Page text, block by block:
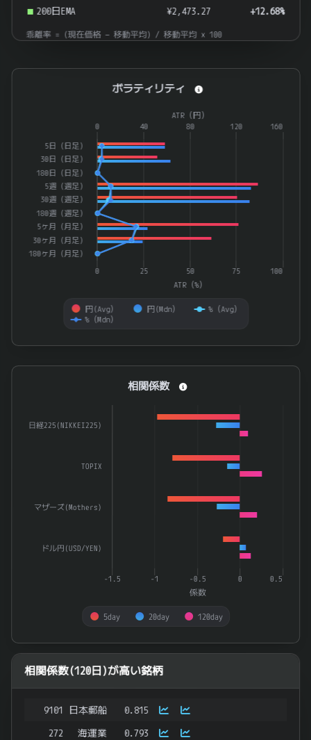
200日EMA ¥2,473.27 +12.68%
乖離率 = (現在価格 − 移動平均) / 移動平均 × 100
Combination chart with 4 data series.
The chart has 1 X axis displaying categories.
The chart has 2 Y axes displaying ATR（%） and ATR（円）.
ATR（%）
ATR（円）
円(Avg） 円(Mdn）
%（Avg）
%（Mdn）
5日（日足）
30日（日足）
180日（日足）
5週（週足）
30週（週足）
180週（週足）
5ヶ月（月足）
30ヶ月（月足）
180ヶ月（月足）
0 100
25 50 75
0 40 80 120 160
ボラティリティ
End of interactive chart.
Bar chart with 3 data series.
The chart has 1 X axis displaying categories.
係数
5day 20day 120day
日経225(NIKKEI225)
TOPIX
マザーズ(Mothers)
ドル円(USD/YEN)
-1 -0.5 0 0.5
-1.5
相関係数
End of interactive chart.
相関係数(120日)が高い銘柄
9101 日本郵船 0.815
272 海運業 0.793